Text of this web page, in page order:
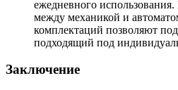
ежедневного
между механикой и
комплектаций позволяют
подходящий под
Заключение